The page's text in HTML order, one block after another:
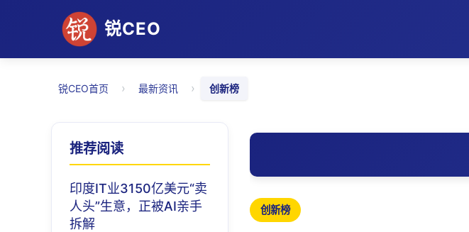
锐CEO
锐CEO首页 › 最新资讯 › 创新榜
推荐阅读
印度IT业3150亿美元“卖
人头”生意，正被AI亲手
拆解
创新榜